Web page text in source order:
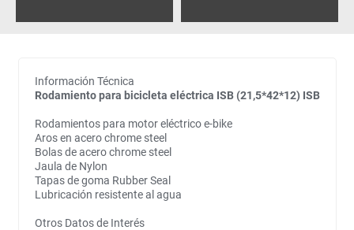
Información Técnica
Rodamiento para bicicleta eléctrica ISB (21,5*42*12) ISB
Rodamientos para motor eléctrico e-bike
Aros en acero chrome steel
Bolas de acero chrome steel
Jaula de Nylon
Tapas de goma Rubber Seal
Lubricación resistente al agua
Otros Datos de Interés